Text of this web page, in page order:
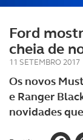
Ford
cheia de
11 SETEMBRO 2017
Os novos
e Ranger
novidades